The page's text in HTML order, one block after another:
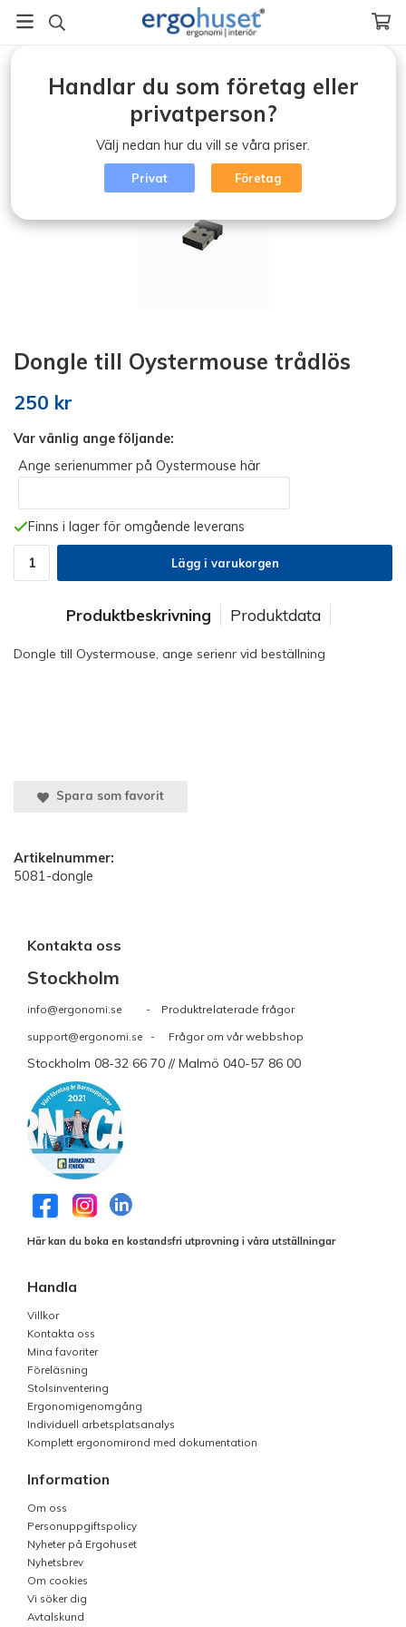
Dongle till Oystermouse trådlös
Dongle till Oystermouse trådlös
250 kr
Var vänlig ange följande:
Ange serienummer på Oystermouse här
Finns i lager för omgående leverans
Lägg i varukorgen
Produktbeskrivning Produktdata
Dongle till Oystermouse, ange serienr vid beställning
Spara som favorit
Artikelnummer:
5081-dongle
Kontakta oss
Stockholm
info@ergonomi.se - Produktrelaterade frågor
support@ergonomi.se - Frågor om vår webbshop
Stockholm 08-32 66 70 // Malmö 040-57 86 00
Här kan du boka en kostandsfri utprovning i våra utställningar
Handla
Villkor
Kontakta oss
Mina favoriter
Föreläsning
Stolsinventering
Ergonomigenomgång
Individuell arbetsplatsanalys
Komplett ergonomirond med dokumentation
Information
Om oss
Personuppgiftspolicy
Nyheter på Ergohuset
Nyhetsbrev
Om cookies
Vi söker dig
Avtalskund
Handlar du som företag eller
privatperson?
Välj nedan hur du vill se våra priser.
Privat Företag